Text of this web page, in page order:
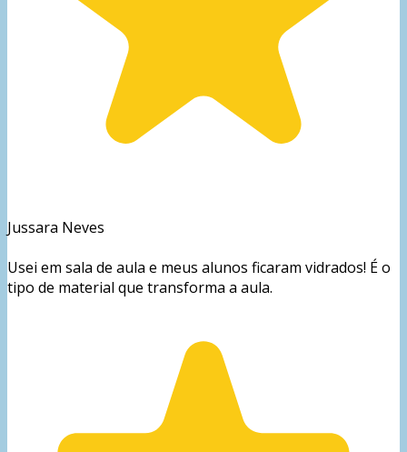
Jussara Neves
Usei em sala de aula e meus alunos ficaram vidrados! É o
tipo de material que transforma a aula.